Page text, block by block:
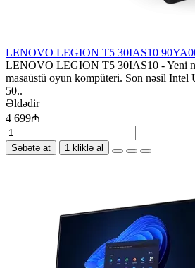
LENOVO LEGION T5 30IAS10
LENOVO LEGION T5 30IAS10 - Yeni
masaüstü oyun kompüteri. Son nəsil Intel
50..
Əldədir
4 699₼
Səbətə at 1 kliklə al